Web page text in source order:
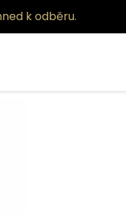
k odběru.